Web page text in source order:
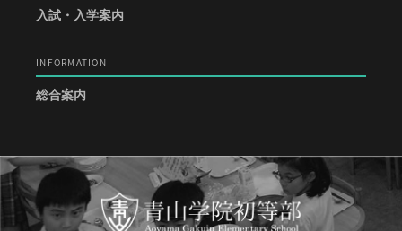
入試・入学案内
INFORMATION
総合案内